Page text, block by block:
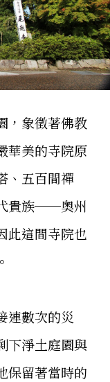
，象徵著佛教
華美的寺院原
、五百間禪
貴族──奧州
此這間寺院也
連數次的災
下淨土庭園與
保留著當時的